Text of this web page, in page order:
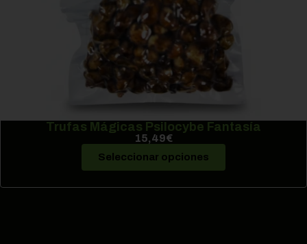
Trufas Mágicas Psilocybe Fantasía
15,49€
Seleccionar opciones